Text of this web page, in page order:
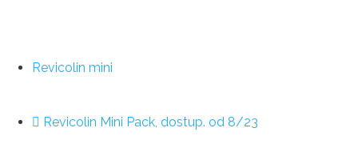
Revicolin mini
Revicolin Mini Pack, dostup. od 8/23